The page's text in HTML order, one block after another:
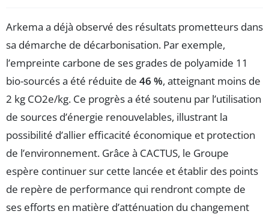
Arkema a déjà observé des résultats prometteurs dans
sa démarche de décarbonisation. Par exemple,
l’empreinte carbone de ses grades de polyamide 11
bio-sourcés a été réduite de 46 %, atteignant moins de
2 kg CO2e/kg. Ce progrès a été soutenu par l’utilisation
de sources d’énergie renouvelables, illustrant la
possibilité d’allier efficacité économique et protection
de l’environnement. Grâce à CACTUS, le Groupe
espère continuer sur cette lancée et établir des points
de repère de performance qui rendront compte de
ses efforts en matière d’atténuation du changement